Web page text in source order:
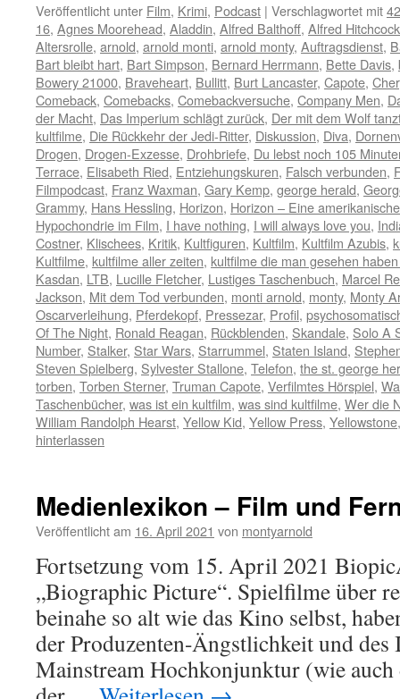
Veröffentlicht unter Film, Krimi, Podcast | Verschlagwortet mit
16, Agnes Moorehead, Aladdin, Alfred Balthoff, Alfred Hitchcock
Altersrolle, arnold, arnold monti, arnold monty, Auftragsdienst,
Bart bleibt hart, Bart Simpson, Bernard Herrmann, Bette Davis,
Bowery 21000, Braveheart, Bullitt, Burt Lancaster, Capote, Cher
Comeback, Comebacks, Comebackversuche, Company Men,
der Macht, Das Imperium schlägt zurück, Der mit dem Wolf
kultfilme, Die Rückkehr der Jedi-Ritter, Diskussion, Diva,
Drogen, Drogen-Exzesse, Drohbriefe, Du lebst noch 105
Terrace, Elisabeth Ried, Entziehungskuren, Falsch verbunden,
Filmpodcast, Franz Waxman, Gary Kemp, george herald,
Grammy, Hans Hessling, Horizon, Horizon – Eine
Hypochondrie im Film, I have nothing, I will always love you,
Costner, Klischees, Kritik, Kultfiguren, Kultfilm, Kultfilm Azubis,
Kultfilme, kultfilme aller zeiten, kultfilme die man gesehen
Kasdan, LTB, Lucille Fletcher, Lustiges Taschenbuch, Marcel
Jackson, Mit dem Tod verbunden, monti arnold, monty, Monty
Oscarverleihung, Pferdekopf, Pressezar, Profil,
Of The Night, Ronald Reagan, Rückblenden, Skandale, Solo A
Number, Stalker, Star Wars, Starrummel, Staten Island,
Steven Spielberg, Sylvester Stallone, Telefon, the st. george
torben, Torben Sterner, Truman Capote, Verfilmtes Hörspiel,
Taschenbücher, was ist ein kultfilm, was sind kultfilme, Wer die
William Randolph Hearst, Yellow Kid, Yellow Press, Yellowstone
hinterlassen
Medienlexikon – Film und
Veröffentlicht am 16. April 2021 von montyarnold
Fortsetzung vom 15. April 2021
„Biographic Picture“. Spielfilme über
beinahe so alt wie das Kino selbst,
der Produzenten-Ängstlichkeit und des
Mainstream Hochkonjunktur (wie auch